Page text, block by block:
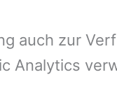
auch zur
Analytics